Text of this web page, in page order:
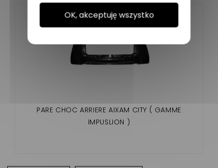
PARE CHOC ARRIERE AIXAM CITY ( GAMME
IMPUSLION )
OK, akceptuję wszystko